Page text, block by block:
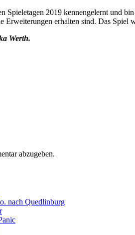
Spieletagen 2019 kennengelernt und
Erweiterungen erhalten sind. Das
Werth.
abzugeben.
nach Quedlinburg